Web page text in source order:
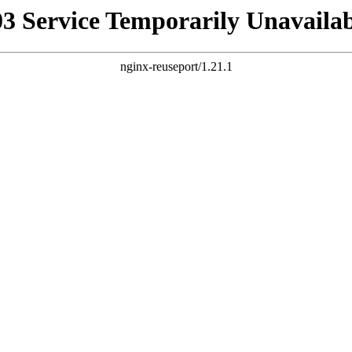
Service Temporarily
nginx-reuseport/1.21.1